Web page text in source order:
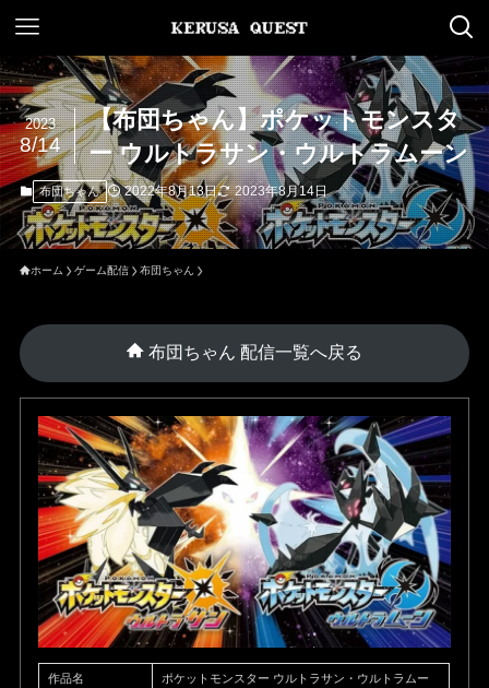
【布団ちゃん】ポケットモンスタ
ー ウルトラサン・ウルトラムーン
2023
8/14
布団ちゃん 2022年8月13日 2023年8月14日
ホーム ゲーム配信 布団ちゃん
布団ちゃん 配信一覧へ戻る
作品名
ポケットモンスター ウルトラサン・ウルトラムー